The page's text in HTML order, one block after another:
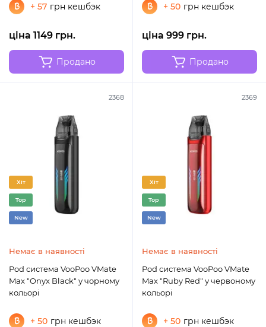
+ 57 грн кешбэк
ціна 1149 грн.
Продано
+ 50 грн кешбэк
ціна 999 грн.
Продано
2368
Хіт
Top
New
Немає в наявності
Pod система VooPoo VMate
Max "Onyx Black" у чорному
кольорі
+ 50 грн кешбэк
2369
Хіт
Top
New
Немає в наявності
Pod система VooPoo VMate
Max "Ruby Red" у червоному
кольорі
+ 50 грн кешбэк